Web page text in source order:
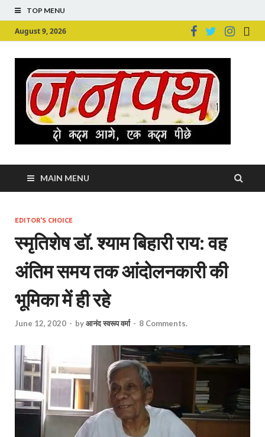
TOP MENU
August 9, 2026
MAIN MENU
EDITOR'S CHOICE
स्मृतिशेष डॉ. श्याम बिहारी राय: वह
अंतिम समय तक आंदोलनकारी की
भूमिका में ही रहे
June 12, 2020 - byआनंद स्वरूप वर्मा - 8 Comments.